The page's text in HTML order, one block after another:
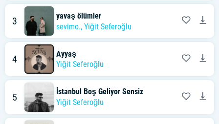
3
yavaş ölümler
sevimo., Yiğit Seferoğlu
4
Ayyaş
Yiğit Seferoğlu
5
İstanbul Boş Geliyor Sensiz
Yiğit Seferoğlu